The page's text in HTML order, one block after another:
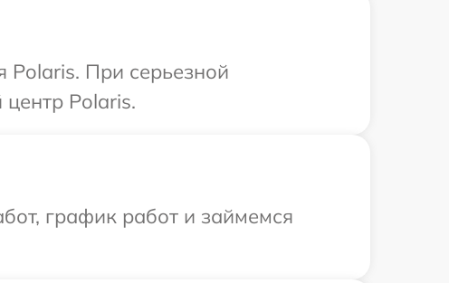
Polaris. При серьезной
Polaris.
график работ и займемся